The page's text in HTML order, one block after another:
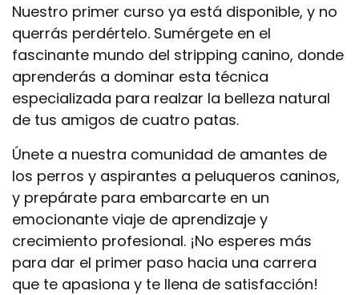
Nuestro primer curso ya está disponible, y no
querrás perdértelo. Sumérgete en el
fascinante mundo del stripping canino, donde
aprenderás a dominar esta técnica
especializada para realzar la belleza natural
de tus amigos de cuatro patas.
Únete a nuestra comunidad de amantes de
los perros y aspirantes a peluqueros caninos,
y prepárate para embarcarte en un
emocionante viaje de aprendizaje y
crecimiento profesional. ¡No esperes más
para dar el primer paso hacia una carrera
que te apasiona y te llena de satisfacción!